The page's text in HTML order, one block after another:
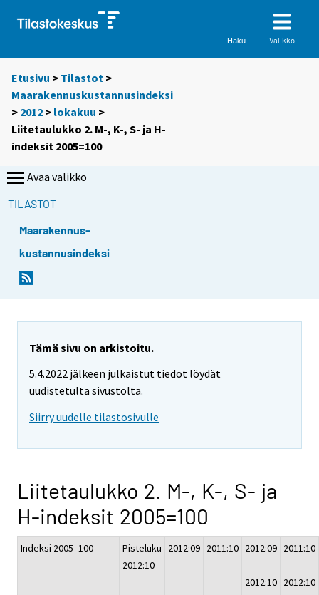
Haku Valikko
Etusivu > Tilastot >
Maarakennuskustannusindeksi
> 2012 > lokakuu >
Liitetaulukko 2. M-, K-, S- ja H-
indeksit 2005=100
Avaa valikko
TILASTOT
Maarakennus-
kustannusindeksi
Tämä sivu on arkistoitu.
5.4.2022 jälkeen julkaistut tiedot löydät
uudistetulta sivustolta.
Siirry uudelle tilastosivulle
Liitetaulukko 2. M-, K-, S- ja
H-indeksit 2005=100
Indeksi 2005=100
Pisteluku
2012:10
2012:09 2011:10 2012:09
-
2012:10
2011:10
-
2012:10